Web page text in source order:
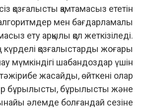
қозғалысты қамтамасыз ететін
мен бағдарламалық
ету арқылы қол жеткізіледі.
қозғалыстарды жоғары
мүмкіндігі шабандоздар үшін
жасайды, өйткені олар
бұрылысты, бұрылысты және
әлемде болғандай сезіне